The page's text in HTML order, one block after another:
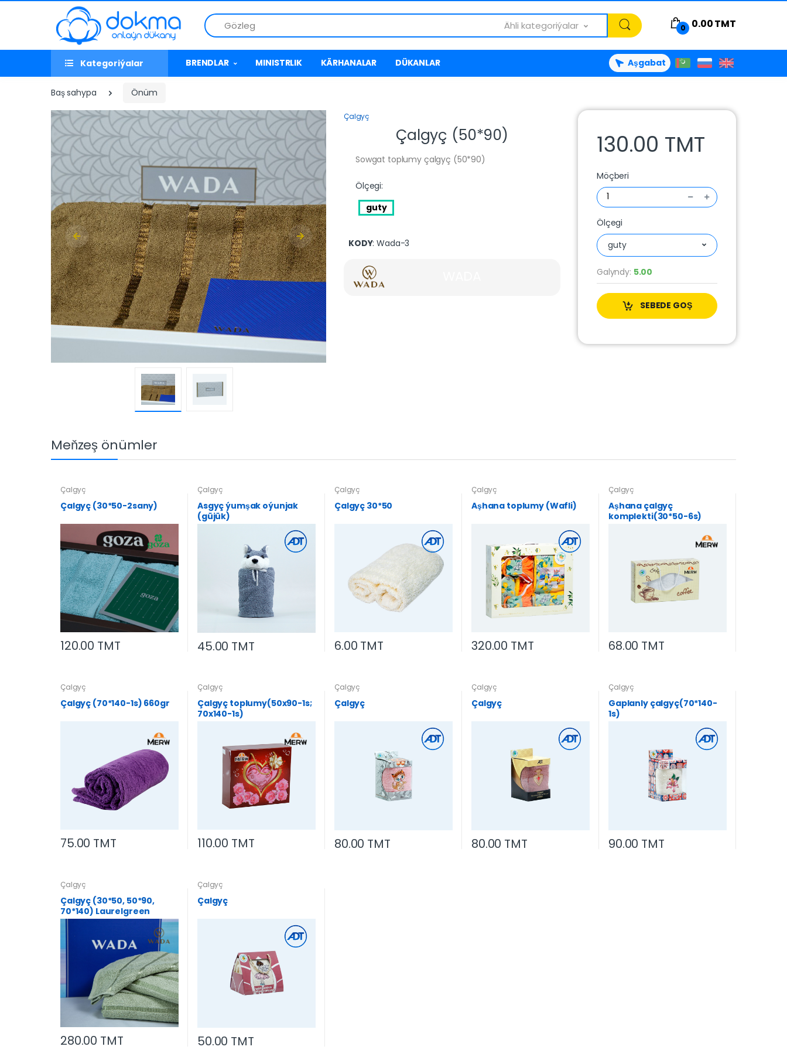
Gözleg
Ähli kategoriýalar 0 0.00TMT
Kategoriýalar BRENDLAR MINISTRLIK KÄRHANALAR DÜKANLAR Aşgabat
Baş sahypa Önüm
Çalgyç
Çalgyç (50*90)
Sowgat toplumy çalgyç (50*90)
Ölçegi:
guty
KODY: Wada-3
130.00 TMT
Möçberi
Ölçegi
guty
Galyndy: 5.00
SEBEDE GOŞ
Meňzeş önümler
Çalgyç
Çalgyç (30*50-2sany)
120.00 TMT
Çalgyç
Asgyç ýumşak oýunjak
(güjük)
45.00 TMT
Çalgyç
Çalgyç 30*50
6.00 TMT
Çalgyç
Aşhana toplumy (Wafli)
320.00 TMT
Çalgyç
Aşhana çalgyç
komplekti(30*50-6s)
68.00 TMT
Çalgyç
Çalgyç (70*140-1s) 660gr
75.00 TMT
Çalgyç
Çalgyç toplumy(50x90-1s;
70x140-1s)
110.00 TMT
Çalgyç
Çalgyç
80.00 TMT
Çalgyç
Çalgyç
80.00 TMT
Çalgyç
Gaplanly çalgyç(70*140-
1s)
90.00 TMT
Çalgyç
Çalgyç (30*50, 50*90,
70*140) Laurelgreen
280.00 TMT
Çalgyç
Çalgyç
50.00 TMT